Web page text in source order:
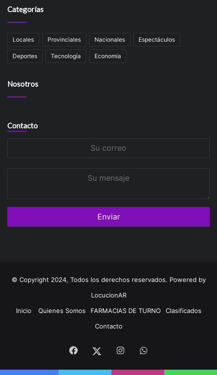
Categorías
Locales Provinciales Nacionales Espectáculos
Deportes Tecnología Economía
Nosotros
Contacto
© Copyright 2024, Todos los derechos reservados. Powered by
LocucionAR
Inicio
Quienes Somos FARMACIAS DE TURNO
Clasificados
Contacto
Facebook
TwitterInstagramWhatsapp